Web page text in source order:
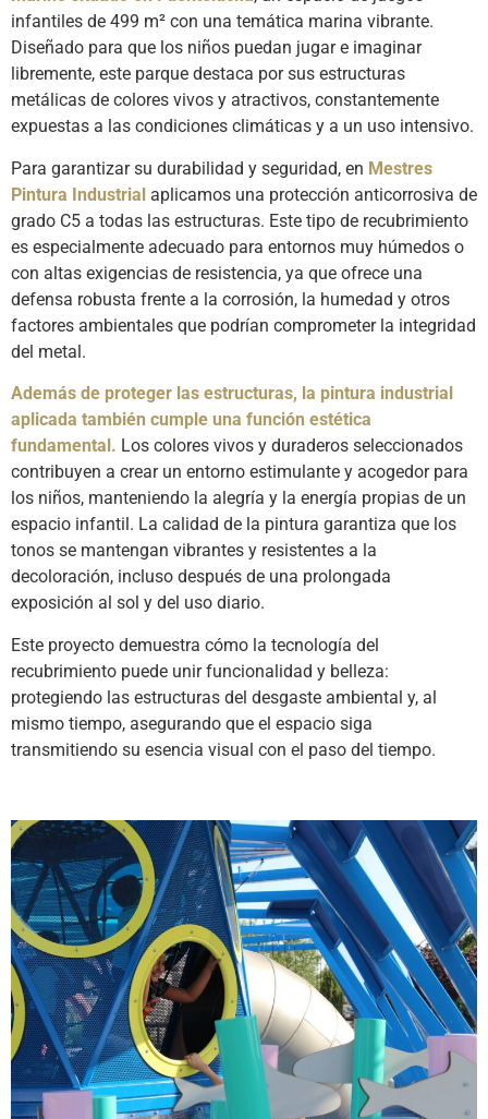
infantiles de 499 m² con una temática marina vibrante.
Diseñado para que los niños puedan jugar e imaginar
libremente, este parque destaca por sus estructuras
metálicas de colores vivos y atractivos, constantemente
expuestas a las condiciones climáticas y a un uso intensivo.
Para garantizar su durabilidad y seguridad, en Mestres
Pintura Industrial aplicamos una protección anticorrosiva de
grado C5 a todas las estructuras. Este tipo de recubrimiento
es especialmente adecuado para entornos muy húmedos o
con altas exigencias de resistencia, ya que ofrece una
defensa robusta frente a la corrosión, la humedad y otros
factores ambientales que podrían comprometer la integridad
del metal.
Además de proteger las estructuras, la pintura industrial
aplicada también cumple una función estética
fundamental. Los colores vivos y duraderos seleccionados
contribuyen a crear un entorno estimulante y acogedor para
los niños, manteniendo la alegría y la energía propias de un
espacio infantil. La calidad de la pintura garantiza que los
tonos se mantengan vibrantes y resistentes a la
decoloración, incluso después de una prolongada
exposición al sol y del uso diario.
Este proyecto demuestra cómo la tecnología del
recubrimiento puede unir funcionalidad y belleza:
protegiendo las estructuras del desgaste ambiental y, al
mismo tiempo, asegurando que el espacio siga
transmitiendo su esencia visual con el paso del tiempo.